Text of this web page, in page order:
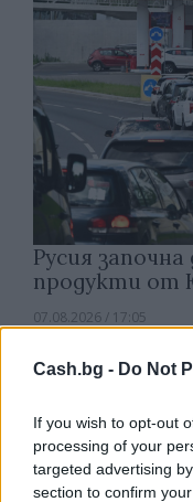
Cash.bg - Do Not
If you wish to opt-out
processing of your
targeted advertising
section to confirm
Русия
продукти от
07.08.2026 / 17:05